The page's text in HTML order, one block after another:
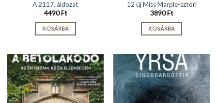
A 2117. áldozat
4490Ft
KOSÁRBA
12 új Miss Marple-sztori
3890Ft
KOSÁRBA